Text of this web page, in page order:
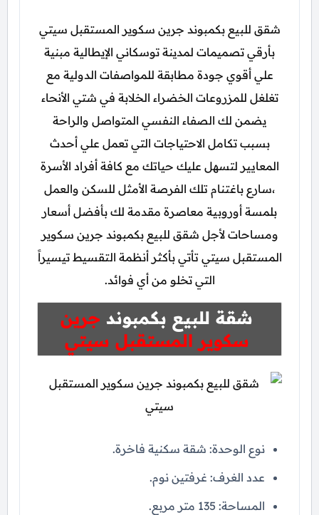
شقق للبيع بكمبوند جرين سكوير المستقبل سيتي
بأرقي تصميمات لمدينة توسكاني الإيطالية مبنية
علي أقوي جودة مطابقة للمواصفات الدولية مع
تغلغل للمزروعات الخضراء الخلابة في شتي الأنحاء
يضمن لك الصفاء النفسي المتواصل والراحة
بسبب تكامل الاحتياجات التي تعمل علي أحدث
المعايير لتسهل عليك حياتك مع كافة أفراد الأسرة
،سارع باغتنام تلك الفرصة الأمثل للسكن والعمل
بلمسة أوروبية معاصرة مقدمة لك بأفضل أسعار
ومساحات لأجل شقق للبيع بكمبوند جرين سكوير
المستقبل سيتي تأتي بأكثر أنظمة التقسيط تيسيراً
التي تخلو من أي فوائد.
شقة للبيع بكمبوند جرين
سكوير المستقبل سيتي
نوع الوحدة: شقة سكنية فاخرة.
عدد الغرف: غرفتين نوم.
المساحة: 135 متر مربع.